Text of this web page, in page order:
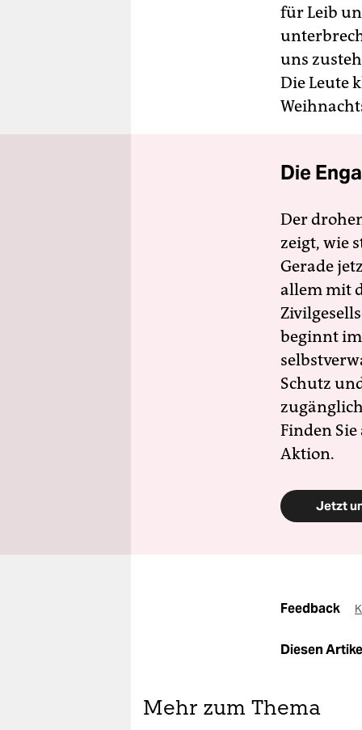
für Leib
uns
Die Leute
Die
Der
zeigt, wie
Gerade
allem mit
beginnt
Schutz
Finden
Aktion.
Jetzt
Feedback
Diesen
Mehr zum Thema